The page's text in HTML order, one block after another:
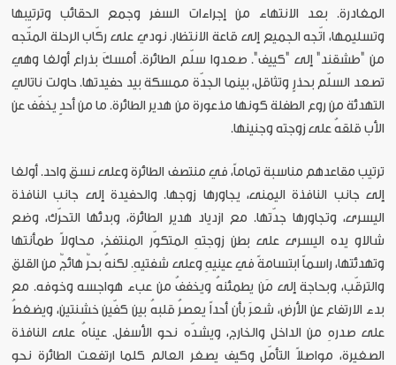
المغادرة. بعد الانتهاء من إجراءات السفر وجمع الحقائب وترتيبها
وتسليمها، اتّجه الجميع إلى قاعة الانتظار. نودي على ركّاب الرحلة المتّجه
من "طشقند" إلى "كييف". صعدوا سلّم الطائرة. أمسكَ بذراع أولغا وهي
تصعد السلّم بحذرٍ وتثاقل، بينما الجدّة ممسكة بيد حفيدتها. حاولت ناتالي
التهدئة من روع الطفلة كونها مذعورة من هدير الطائرة. ما من أحدٍ يخفّف عن
الأب قلقهُ على زوجته وجنينها.
ترتيب مقاعدهم مناسبة تماماً، في منتصف الطائرة وعلى نسق واحد. أولغا
إلى جانب النافذة اليمنى، يجاورها زوجها. والحفيدة إلى جانب النافذة
اليسرى، وتجاورها جدّتها. مع ازدياد هدير الطائرة، وبدئها التحرّك، وضع
شالاو يده اليسرى على بطن زوجتهِ المتكوّر المنتفخ، محاولاً طمأنتها
وتهدئتها، راسماً ابتسامةً في عينيهِ وعلى شفتيهِ. لكنهُ بحرٌ هائجٌ من القلق
والترقّب، وبحاجة إلى مَن يطمئنهُ ويخففُ من عبء هواجسه وخوفه. مع
بدء الارتفاع عن الأرض، شعرَ بأن أحداً يعصرُ قلبهُ بين كفّين خشنتين، ويضغطُ
على صدرهِ من الداخل والخارج، ويشدّه نحو الأسفل. عيناهُ على النافذة
الصغيرة، مواصلاً التأمّل وكيف يصغر العالم كلما ارتفعت الطائرة نحو